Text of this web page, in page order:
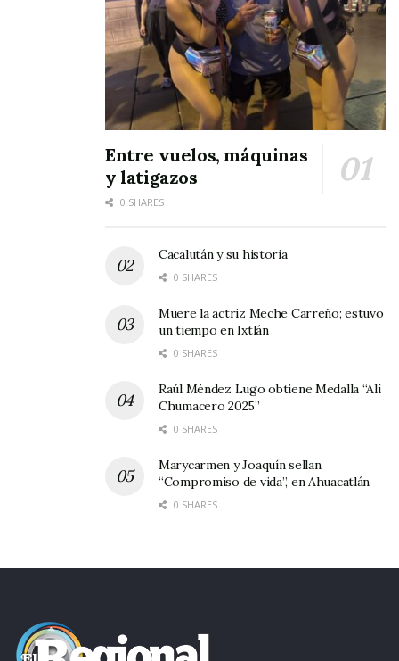
Entre vuelos, máquinas
y latigazos
0 SHARES
Cacalután y su historia
0 SHARES
Muere la actriz Meche Carreño; estuvo
un tiempo en Ixtlán
0 SHARES
Raúl Méndez Lugo obtiene Medalla “Alí
Chumacero 2025”
0 SHARES
Marycarmen y Joaquín sellan
“Compromiso de vida”, en Ahuacatlán
0 SHARES